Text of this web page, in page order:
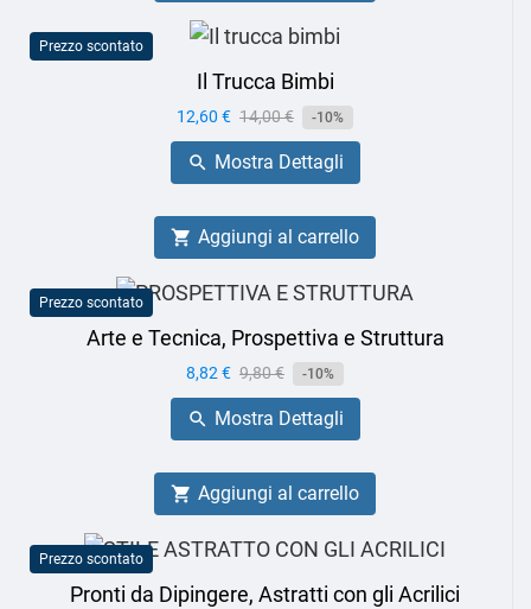
Prezzo scontato
Il Trucca Bimbi
Prezzo
12,60 € Prezzo
base
14,00 € -10%
 Mostra Dettagli
 Aggiungi al carrello
Prezzo scontato
Arte e Tecnica, Prospettiva e Struttura
Prezzo
8,82 € Prezzo
base
9,80 € -10%
 Mostra Dettagli
 Aggiungi al carrello
Prezzo scontato
Pronti da Dipingere, Astratti con gli Acrilici